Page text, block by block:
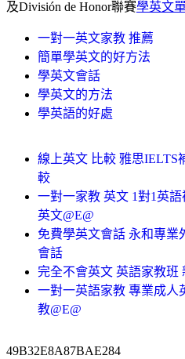
及División de Honor聯賽學英文
一對一英文家教 推薦
簡單學英文的好方法
學英文會話
學英文的方法
學英語的好處
線上英文 比較 雅思IELTS
較
一對一家教 英文 1對1英
英文@E@
免費學英文會話 永和專業
會話
完全不會英文 英語家教班
一對一英語家教 專業成人
教@E@
49B32E8A87BAE284